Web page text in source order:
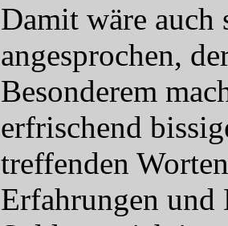
Damit wäre auch
angesprochen,
Besonderem
erfrischend
treffenden
Erfahrungen